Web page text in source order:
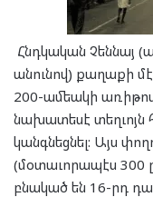
Հնդկական Չեննայ
անունով) քաղաքի
200-ամեակի
նախատեսէ տեղւոյն
կանգնեցնել: Այս
(մօտաւորապէս 300
բնակած են 16-րդ